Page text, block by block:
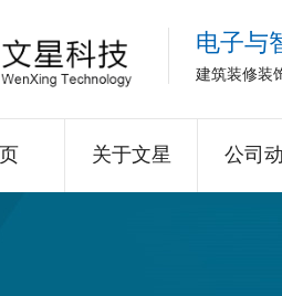
电子与
建筑装修装
关于文星 公司